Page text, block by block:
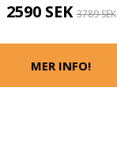
2590 SEK3789 SEK
MER INFO!